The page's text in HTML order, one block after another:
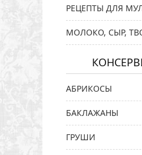
РЕЦЕПТЫ ДЛЯ
МОЛОКО, СЫР,
АБРИКОСЫ
БАКЛАЖАНЫ
ГРУШИ